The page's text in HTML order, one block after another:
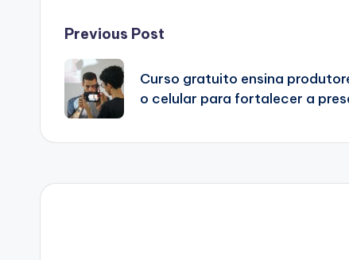
Post
navigation
Previous Post
Curso gratuito ensina
o celular para fortalecer a